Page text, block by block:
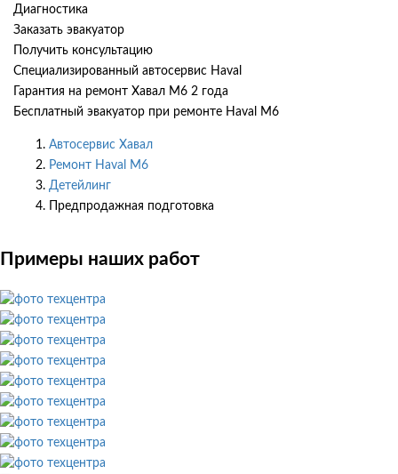
Диагностика
Заказать эвакуатор
Получить консультацию
Специализированный автосервис Haval
Гарантия на ремонт Хавал М6 2 года
Бесплатный эвакуатор при ремонте Haval M6
Автосервис Хавал
Ремонт Haval M6
Детейлинг
Предпродажная подготовка
Примеры наших работ